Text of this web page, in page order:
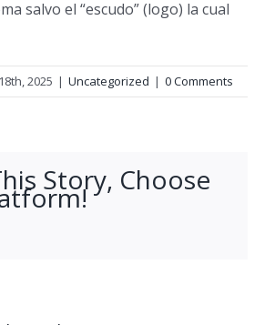
salvo el “escudo” (logo) la cual
2025 | Uncategorized | 0 Comments
Story, Choose